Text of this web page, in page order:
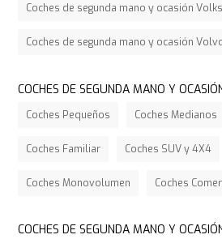
Coches de segunda mano y ocasión
Coches de segunda mano y ocasión
COCHES DE SEGUNDA MANO Y
Coches Pequeños Coches Medianos
Coches Familiar Coches SUV y 4X4
Coches Monovolumen Coches
COCHES DE SEGUNDA MANO Y